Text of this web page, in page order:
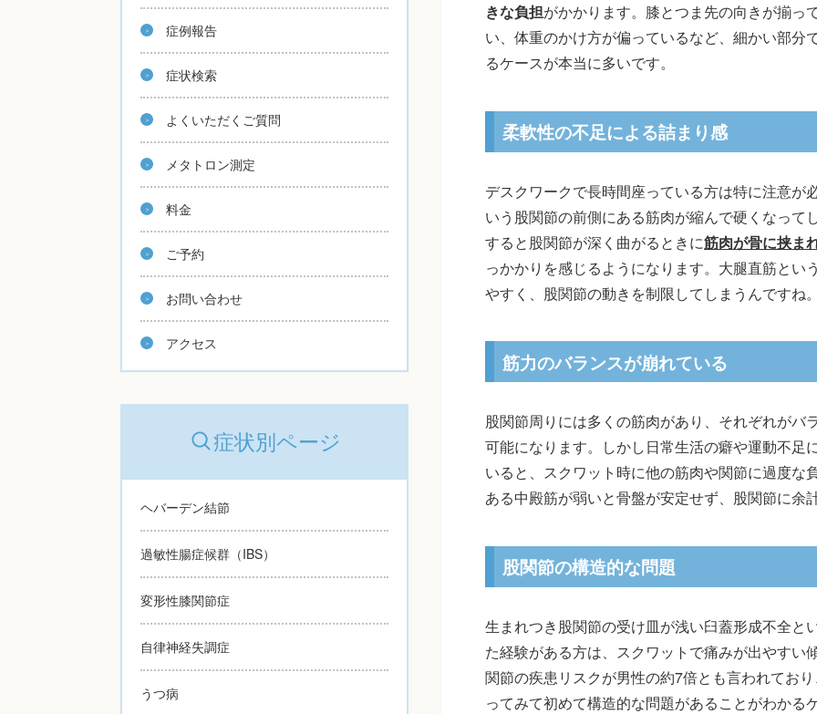
きな負担がかかります。膝とつま先の向きが揃っ
い、体重のかけ方が偏っているなど、細かい部分
るケースが本当に多いです。
柔軟性の不足による詰まり感
デスクワークで長時間座っている方は特に注意が
いう股関節の前側にある筋肉が縮んで硬くなって
すると股関節が深く曲がるときに筋肉が骨に挟ま
っかかりを感じるようになります。大腿直筋とい
やすく、股関節の動きを制限してしまうんですね
筋力のバランスが崩れている
股関節周りには多くの筋肉があり、それぞれがバ
可能になります。しかし日常生活の癖や運動不足
いると、スクワット時に他の筋肉や関節に過度な
ある中殿筋が弱いと骨盤が安定せず、股関節に余
股関節の構造的な問題
生まれつき股関節の受け皿が浅い臼蓋形成不全と
た経験がある方は、スクワットで痛みが出やすい
関節の疾患リスクが男性の約7倍とも言われてお
ってみて初めて構造的な問題があることがわかる
症例報告
症状検索
よくいただくご質問
メタトロン測定
料金
ご予約
お問い合わせ
アクセス
症状別ページ
ヘバーデン結節
過敏性腸症候群（IBS）
変形性膝関節症
自律神経失調症
うつ病